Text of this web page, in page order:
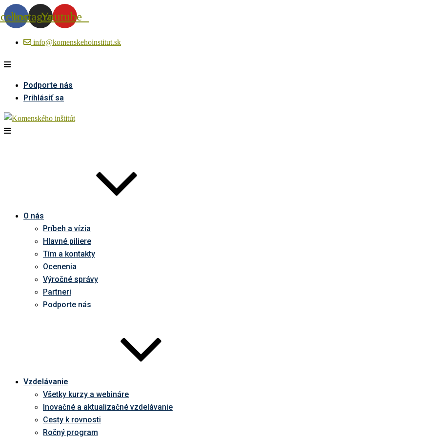
InstagramYoutube
info@komenskehoinstitut.sk
Podporte nás
Prihlásiť sa
O nás
Príbeh a vízia
Hlavné piliere
Tím a kontakty
Ocenenia
Výročné správy
Partneri
Podporte nás
Vzdelávanie
Všetky kurzy a webináre
Inovačné a aktualizačné vzdelávanie
Cesty k rovnosti
Ročný program